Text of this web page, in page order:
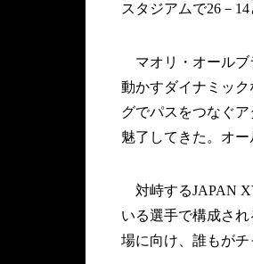
スタジアムで26－
マオリ・オールブ
動かすダイナミッ
グでパスをつなぐ
魅了してきた。オ
対峙するJAPAN
いる選手で構成さ
場に向け、誰もがチ